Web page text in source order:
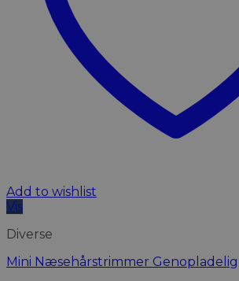
Add to wishlist
Vis
Diverse
Mini Næsehårstrimmer Genopladelig